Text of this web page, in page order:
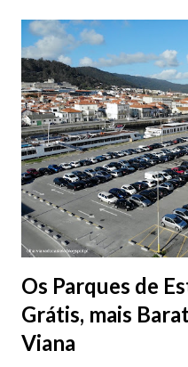
Os Parques de
Grátis, mais
Viana